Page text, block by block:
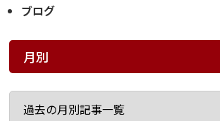
ブログ
月別